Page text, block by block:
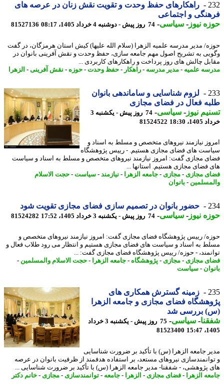
راهکارهای حفظ وحدت و تقویت نقش زنان در عرصه های
و اجتماعی
نیوز-سیاسی-74 روز پیش - دوشنبه 4 خرداد 1405، 08:17 81527136
مدیر مدرسه علمیه الزهرا (سلام الله علیها) کیش استان هرمزگان، در گفت
به تشریح اصول مهم جامعه سازی، حفظ وحدت و نقش آفرینی بانوان در
چالش های روز پرداخت و راهکارهای کاربردی ...
علمیه-مدیر مدرسه-راهکار -حفظ وحدت-حوزه-نقش آفرینی-الزهرا
لزوم شناسایی و ساماندهی بانوان
فعال در فضای مجازی
نیوز-سیاسی-
74 روز پیش - یکشنبه 3
18:30
81524522
نیازمند نیروهای متخصص و مسلط به اسناد و
های فضای مجازی هستیم. - رییس پژوهشگاه
مجازی گفت: امروز نیازمند نیروهای متخصص و مسلط به اسناد و سیاست
فضای مجازی هستیم. استانها ...
مجازی- مجازی- جامعه الزهرا-نیازمند-سیاست-حجت الاسلام
-بانوان
حضور بانوان در تصمیم سازی فضای مجازی تقویت شود
نیوز-سیاسی-74 روز پیش - یکشنبه 3 خرداد 1405، 17:52 81524282
رییس پژوهشگاه فضای مجازی گفت: امروز نیازمند نیروهای متخصص و
به اسناد و سیاست های فضای مجازی هستیم و انتظار می رود طلاب فعال و
- حوزه/ رییس پژوهشگاه فضای مجازی گفت: ...
مجازی- مجازی- پژوهشگاه-جامعه الزهرا-حجت الاسلام والمسلمین-
- سیاست
زمینه گسترش همکاری های
فضای مجازی و جامعه الزهرا
بررسی شد
-سیاسی-
75 روز پیش - یکشنبه 3 خرداد
81523400
جامعه الزهرا (س) با تأکید بر ضرورت شناسایی
نیروهای مستعد، بر استفاده هدفمند از ظرفیت بانوان در عرصه
پژوهشی، - شفقنا- مدیر جامعه الزهرا (س) با تأکید بر ضرورت شناسایی ...
الزهرا-فضای مجازی- الزهرا-جامعه-توانمندسازی- مجازی- خانم دکتر